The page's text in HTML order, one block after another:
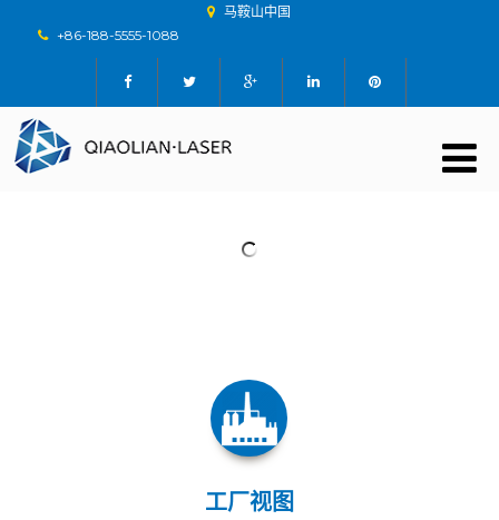
马鞍山中国
+86-188-5555-1088
工厂视图